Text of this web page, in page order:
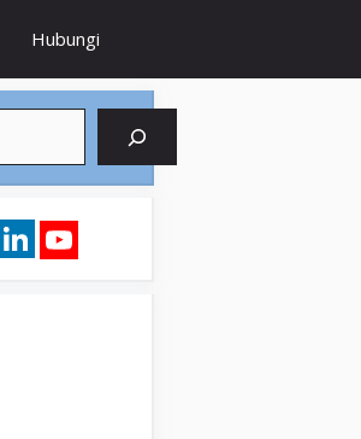
Hubungi